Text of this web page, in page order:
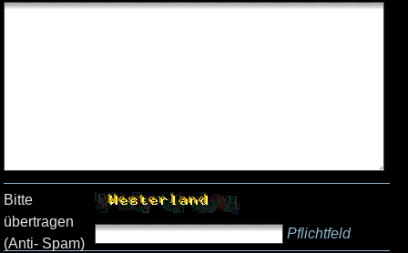
Bitte
übertragen
(Anti- Spam)
Pflichtfeld